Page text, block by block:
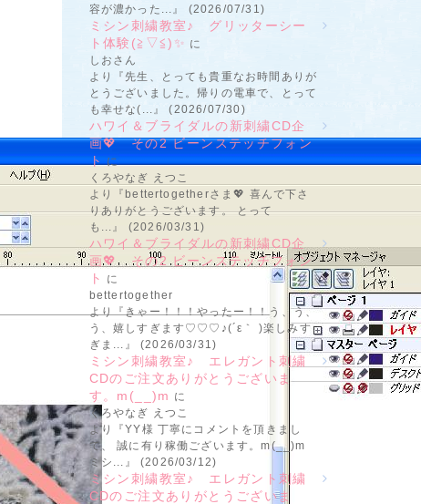
容が濃かった...』 (2026/07/31)
ミシン刺繍教室♪ グリッターシー
ト体験(≧▽≦)✨ に
しおさん
より『先生、とっても貴重なお時間ありが
とうございました。帰りの電車で、とって
も幸せな(...』 (2026/07/30)
ハワイ＆ブライダルの新刺繍CD企
画💖 その2 ビーンステッチフォン
トに
くろやなぎ えつこ
より『bettertogetherさま💖 喜んで下さ
りありがとうございます。 とって
も...』 (2026/03/31)
ハワイ＆ブライダルの新刺繍CD企
画💖 その2 ビーンステッチフォン
ト
に
bettertogether
より『きゃー！！！やったー！！う、う、
う、嬉しすぎます♡♡♡♪(´ε｀ )楽しみす
ぎま...』 (2026/03/31)
ミシン刺繍教室♪ エレガント刺繍
CDのご注文ありがとうございま
す。m(__)m に
くろやなぎ えつこ
より『YY様 丁寧にコメントを頂きまし
て、 誠に有り稼働ございます。m(__)m
ミシ...』 (2026/03/12)
ミシン刺繍教室♪ エレガント刺繍
CDのご注文ありがとうございま